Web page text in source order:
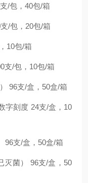
/包，40包/箱
/包，20包/箱
10包/箱
支/包，10包/箱
96支/盒，50盒/箱
字刻度 24支/盒，10
96支/盒，50盒/箱
灭菌） 96支/盒，50